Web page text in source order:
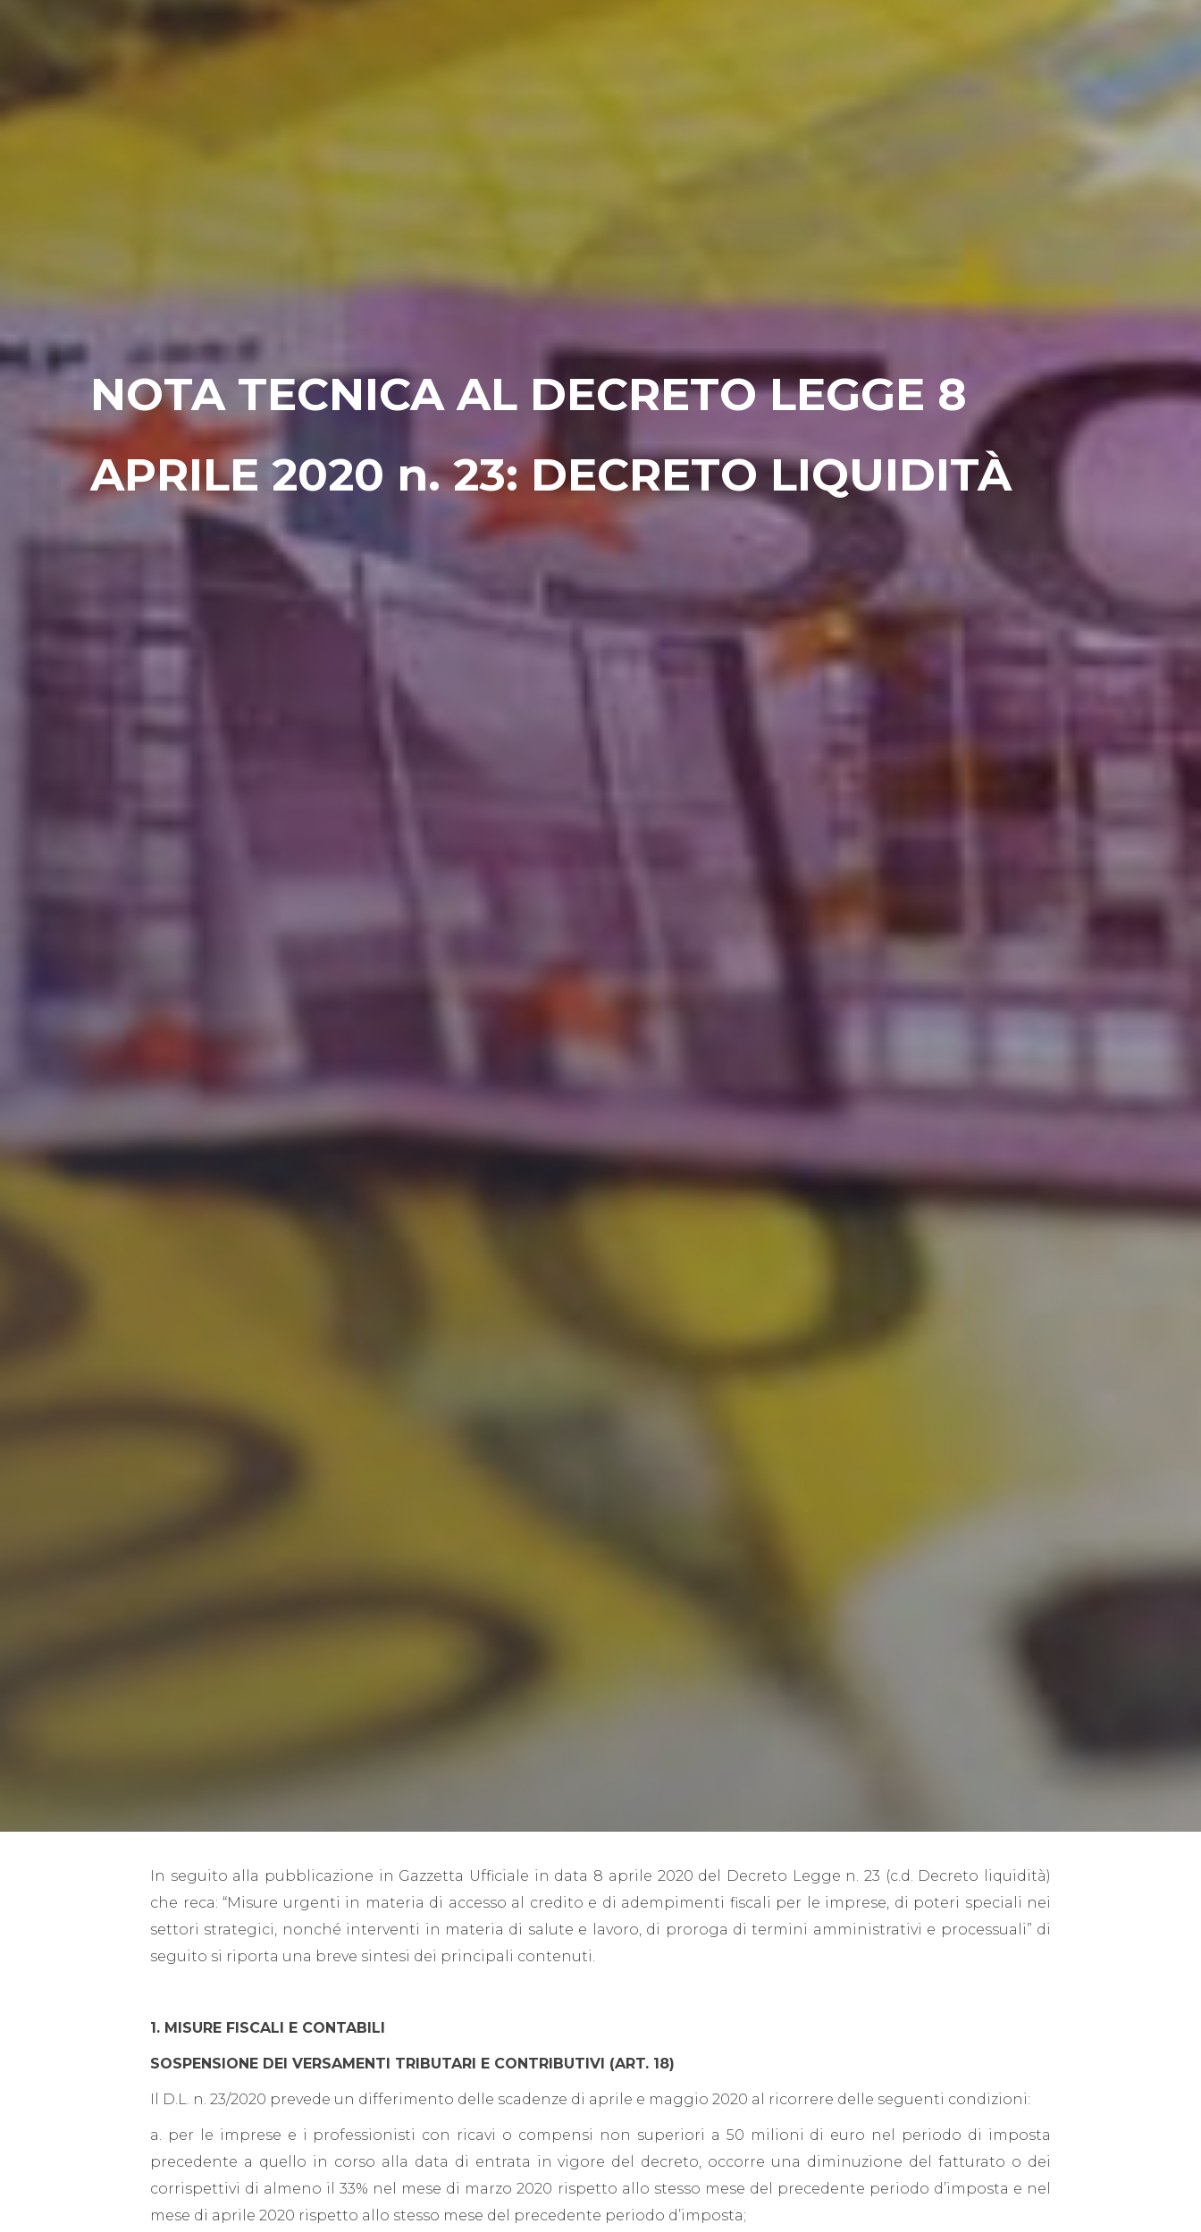
NOTA TECNICA AL DECRETO LEGGE 8
APRILE 2020 n. 23: DECRETO LIQUIDITÀ
In seguito alla pubblicazione in Gazzetta Ufficiale in data 8 aprile 2020 del Decreto Legge n. 23 (c.d. Decreto liquidità)
che reca: “Misure urgenti in materia di accesso al credito e di adempimenti fiscali per le imprese, di poteri speciali nei
settori strategici, nonché interventi in materia di salute e lavoro, di proroga di termini amministrativi e processuali” di
seguito si riporta una breve sintesi dei principali contenuti.
1. MISURE FISCALI E CONTABILI
SOSPENSIONE DEI VERSAMENTI TRIBUTARI E CONTRIBUTIVI (ART. 18)
Il D.L. n. 23/2020 prevede un differimento delle scadenze di aprile e maggio 2020 al ricorrere delle seguenti condizioni:
a. per le imprese e i professionisti con ricavi o compensi non superiori a 50 milioni di euro nel periodo di imposta
precedente a quello in corso alla data di entrata in vigore del decreto, occorre una diminuzione del fatturato o dei
corrispettivi di almeno il 33% nel mese di marzo 2020 rispetto allo stesso mese del precedente periodo d’imposta e nel
mese di aprile 2020 rispetto allo stesso mese del precedente periodo d’imposta;